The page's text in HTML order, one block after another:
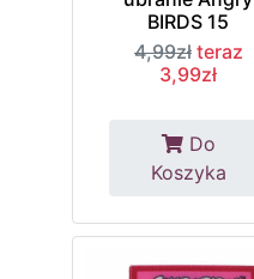
BIRDS 15
4,99zł teraz
3,99zł
Do
Koszyka